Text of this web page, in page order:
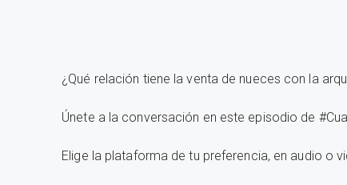
¿Qué relación tiene la venta de nueces con la
Únete a la conversación en este episodio de
Elige la plataforma de tu preferencia, en audio o